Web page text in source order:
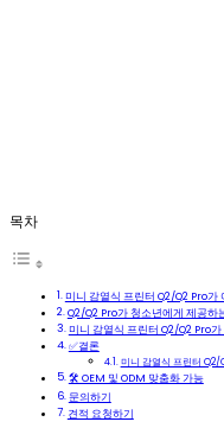
목차
미니 감열식 프린터 Q2/Q2 Pro가
Q2/Q2 Pro가 청소년에게 제공하
미니 감열식 프린터 Q2/Q2 Pro
✅결론
미니 감열식 프린터 Q2/
🛠 OEM 및 ODM 맞춤화 가능
문의하기
견적 요청하기